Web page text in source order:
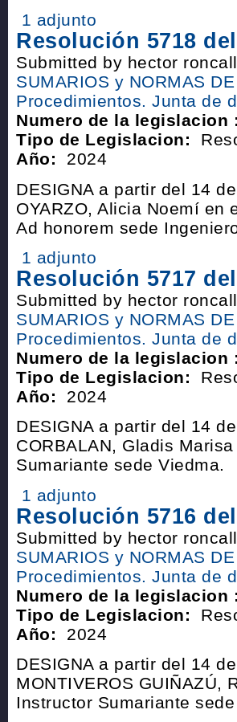
1 adjunto
Resolución 5718
Submitted by hector
SUMARIOS y NORMAS
Procedimientos. Junta de
Numero de la legislacion :
Tipo de Legislacion:
Año:
2024
DESIGNA a partir del 14
OYARZO, Alicia Noemí en
Ad honorem sede
1 adjunto
Resolución 5717
Submitted by hector
SUMARIOS y NORMAS
Procedimientos. Junta de
Numero de la legislacion :
Tipo de Legislacion:
Año:
2024
DESIGNA a partir del 14
CORBALAN, Gladis
Sumariante sede Viedma.
1 adjunto
Resolución 5716
Submitted by hector
SUMARIOS y NORMAS
Procedimientos. Junta de
Numero de la legislacion :
Tipo de Legislacion:
Año:
2024
DESIGNA a partir del 14
MONTIVEROS GUIÑAZÚ,
Instructor Sumariante